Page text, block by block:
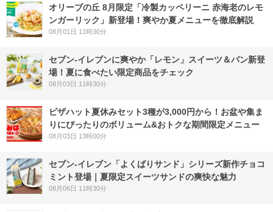
オリーブの丘 8月限定「冷製カッペリーニ 赤海老のレモ
ンガーリック」新登場！爽やか夏メニューを徹底解説
08月01日 11時30分
セブン‐イレブンに爽やか「レモン」スイーツ＆パン新登
場！夏に食べたい限定商品をチェック
08月03日 11時30分
ピザハット夏休みセット3種が3,000円から！お盆や集ま
りにぴったりのボリューム&おトクな期間限定メニュー
08月03日 13時00分
セブン‐イレブン「よくばりサンド」シリーズ新作チョコ
ミント登場｜夏限定スイーツサンドの爽快な魅力
08月06日 11時30分